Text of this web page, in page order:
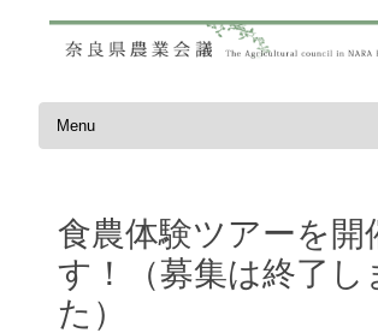
コンテンツへスキップ
食農体験ツアーを開
す！（募集は終了し
た）